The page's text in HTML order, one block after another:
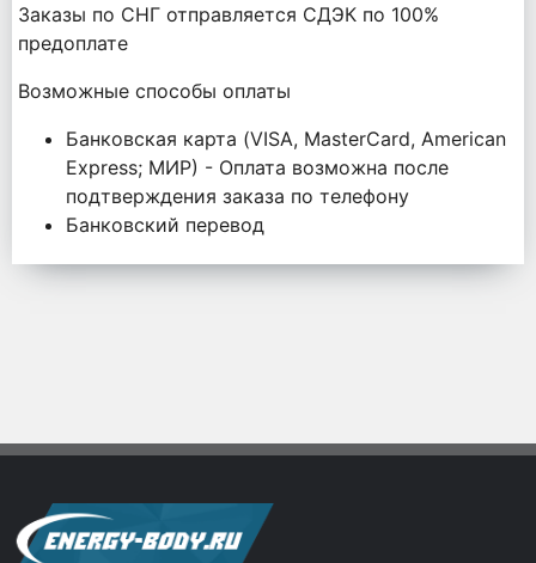
Заказы по СНГ отправляется СДЭК по 100%
предоплате
Возможные способы оплаты
Банковская карта (VISA, MasterCard, American
Express; МИР) - Оплата возможна после
подтверждения заказа по телефону
Банковский перевод